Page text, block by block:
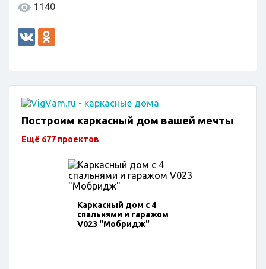
1140
Построим каркасный дом вашей мечты
Ещё 677 проектов
Каркасный дом с 4
спальнями и гаражом
V023 "Мобридж"